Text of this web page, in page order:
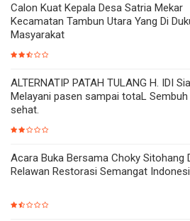
Calon Kuat Kepala Desa Satria Mekar
Kecamatan Tambun Utara Yang Di
Masyarakat
ALTERNATIP PATAH TULANG H. IDI
Melayani pasen sampai totaL Sembuh
sehat.
Acara Buka Bersama Choky Sitohang
Relawan Restorasi Semangat